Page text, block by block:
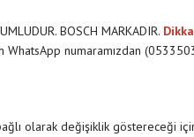
BOSCH MARKADIR.
numaramızdan
olarak değişiklik göstereceği